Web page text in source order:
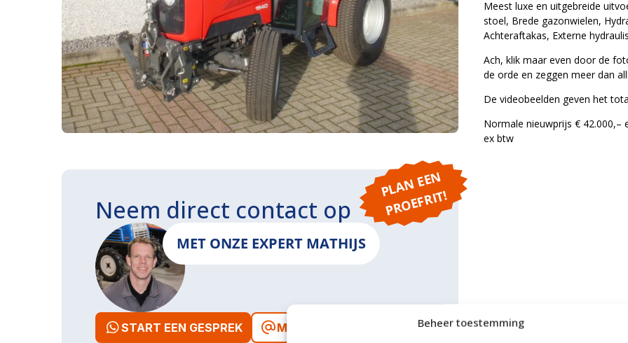
Beheer toestemming
Meest luxe en uitgebreide
stoel, Brede gazonwielen,
Achteraftakas, Externe
Ach, klik maar even door de
de orde en zeggen meer dan
De videobeelden geven het
Normale nieuwprijs € 42.000,–
ex btw
P
L
A
N
E
E
N
P
R
O
E
F
RI
T!
Neem direct contact op
MET ONZE EXPERT MATHIJS
START EEN GESPREK MAIL ONS